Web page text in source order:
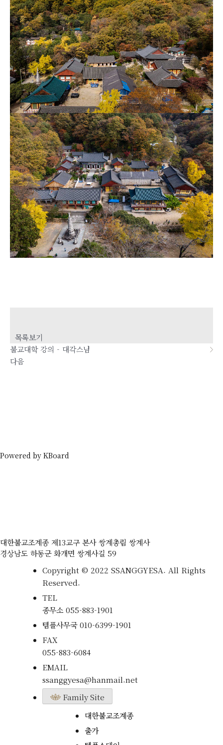
목록보기
불교대학 강의 - 대각스님
다음
Powered by KBoard
대한불교조계종 제13교구 본사 쌍계총림 쌍계사
경상남도 하동군 화개면 쌍계사길 59
Copyright © 2022 SSANGGYESA. All Rights
Reserved.
TEL
종무소055-883-1901
템플사무국010-6399-1901
FAX
055-883-6084
EMAIL
ssanggyesa@hanmail.net
Family Site
대한불교조계종
출가